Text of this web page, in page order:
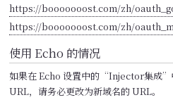
https://booooooost.com/zh/
https://booooooost.com/zh/
使用 Echo 的情况
如果在 Echo 设置中的“Injector集成
URL，请务必更改为新域名的 URL。